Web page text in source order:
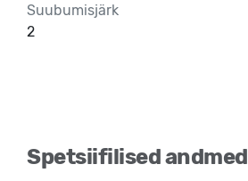
Suubumisjärk
2
Spetsiifilised andmed